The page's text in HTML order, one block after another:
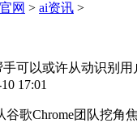
网 > ai资讯 >
可以或许从动识别用
17:01
歌Chrome团队挖角